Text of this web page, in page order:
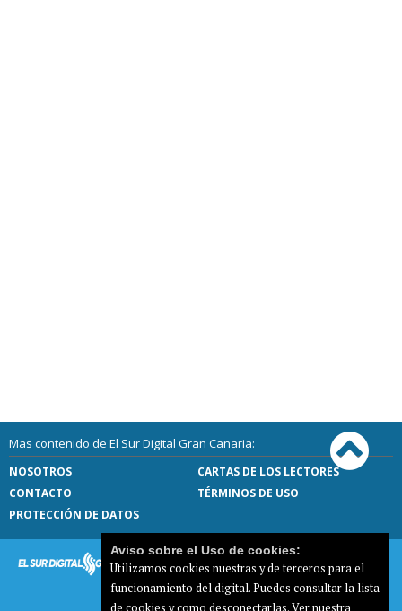
Mas contenido de El Sur Digital Gran Canaria:
NOSOTROS
CARTAS DE LOS LECTORES
CONTACTO
TÉRMINOS DE USO
PROTECCIÓN DE DATOS
Aviso sobre el Uso de cookies:
Utilizamos cookies nuestras y de terceros para el
funcionamiento del digital. Puedes consultar la lista
de cookies y como desconectarlas.Ver nuestra